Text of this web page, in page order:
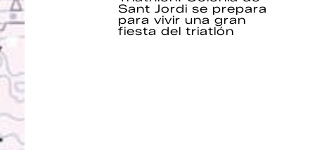
Sant Jordi se prepara
para vivir una gran
fiesta del triatlón